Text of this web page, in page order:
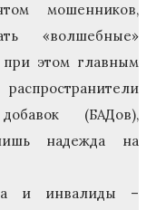
мошенников,
«волшебные»
при этом главным
(БАДов),
надежда на
и инвалиды –